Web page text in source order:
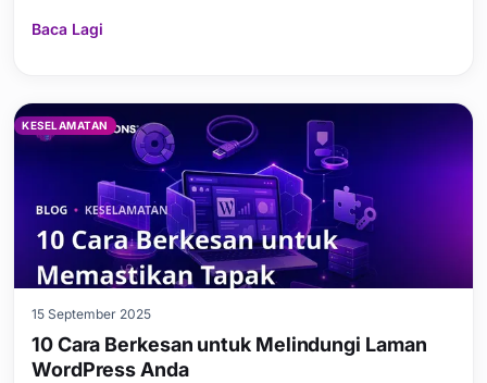
yang biasa. Seterusnya, artikel ini membandingkan
Baca Lagi
KESELAMATAN
15 September 2025
10 Cara Berkesan untuk Melindungi Laman
WordPress Anda